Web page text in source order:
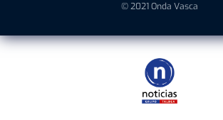
© 2021 Onda Vasca